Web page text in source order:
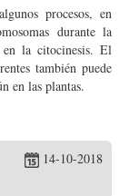
procesos, en
durante la
la citocinesis. El
también puede
en las plantas.
14-10-2018